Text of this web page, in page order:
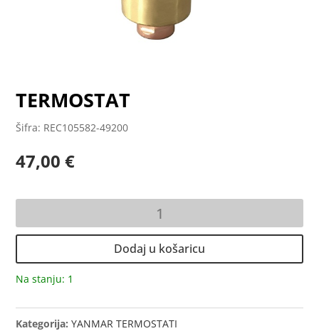
TERMOSTAT
Šifra: REC105582-49200
47,00€
Dodaj u košaricu
Na stanju: 1
Kategorija:YANMAR TERMOSTATI